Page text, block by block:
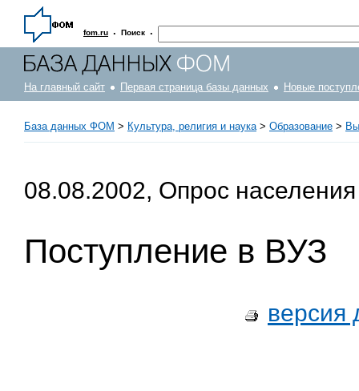
fom.ru · Поиск ·
На главный сайт Первая страница базы данных Новые
База данных ФОМ > Культура, религия и наука> Образование >
08.08.2002, Опрос населения
Поступление в ВУЗ
версия